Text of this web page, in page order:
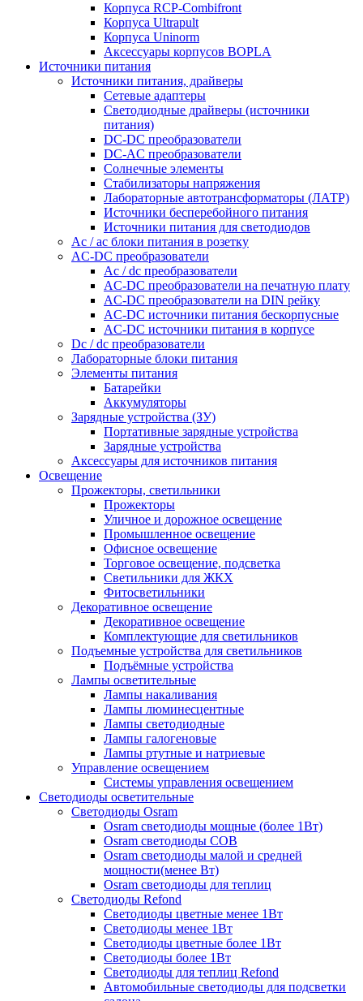
Корпуса RCP-Combifront
Корпуса Ultrapult
Корпуса Uninorm
Аксессуары корпусов BOPLA
Источники питания
Источники питания, драйверы
Сетевые адаптеры
Светодиодные драйверы (источники
питания)
DC-DC преобразователи
DC-AC преобразователи
Солнечные элементы
Стабилизаторы напряжения
Лабораторные автотрансформаторы (ЛАТР)
Источники бесперебойного питания
Источники питания для светодиодов
Ac / ac блоки питания в розетку
AC-DC преобразователи
Ac / dc преобразователи
AC-DC преобразователи на печатную плату
AC-DC преобразователи на DIN рейку
AC-DC источники питания бескорпусные
AC-DC источники питания в корпусе
Dc / dc преобразователи
Лабораторные блоки питания
Элементы питания
Батарейки
Аккумуляторы
Зарядные устройства (ЗУ)
Портативные зарядные устройства
Зарядные устройства
Аксессуары для источников питания
Освещение
Прожекторы, светильники
Прожекторы
Уличное и дорожное освещение
Промышленное освещение
Офисное освещение
Торговое освещение, подсветка
Светильники для ЖКХ
Фитосветильники
Декоративное освещение
Декоративное освещение
Комплектующие для светильников
Подъемные устройства для светильников
Подъёмные устройства
Лампы осветительные
Лампы накаливания
Лампы люминесцентные
Лампы светодиодные
Лампы галогеновые
Лампы ртутные и натриевые
Управление освещением
Системы управления освещением
Светодиоды осветительные
Светодиоды Osram
Osram светодиоды мощные (более 1Вт)
Osram светодиоды COB
Osram светодиоды малой и средней
мощности(менее Вт)
Osram светодиоды для теплиц
Светодиоды Refond
Светодиоды цветные менее 1Вт
Светодиоды менее 1Вт
Светодиоды цветные более 1Вт
Светодиоды более 1Вт
Светодиоды для теплиц Refond
Автомобильные светодиоды для подсветки